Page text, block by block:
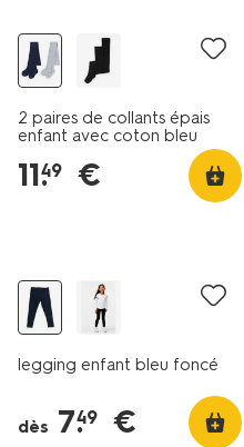
2 paires de collants épais
enfant avec coton bleu
11.
49 €
legging enfant bleu foncé
dès 7.
49 €